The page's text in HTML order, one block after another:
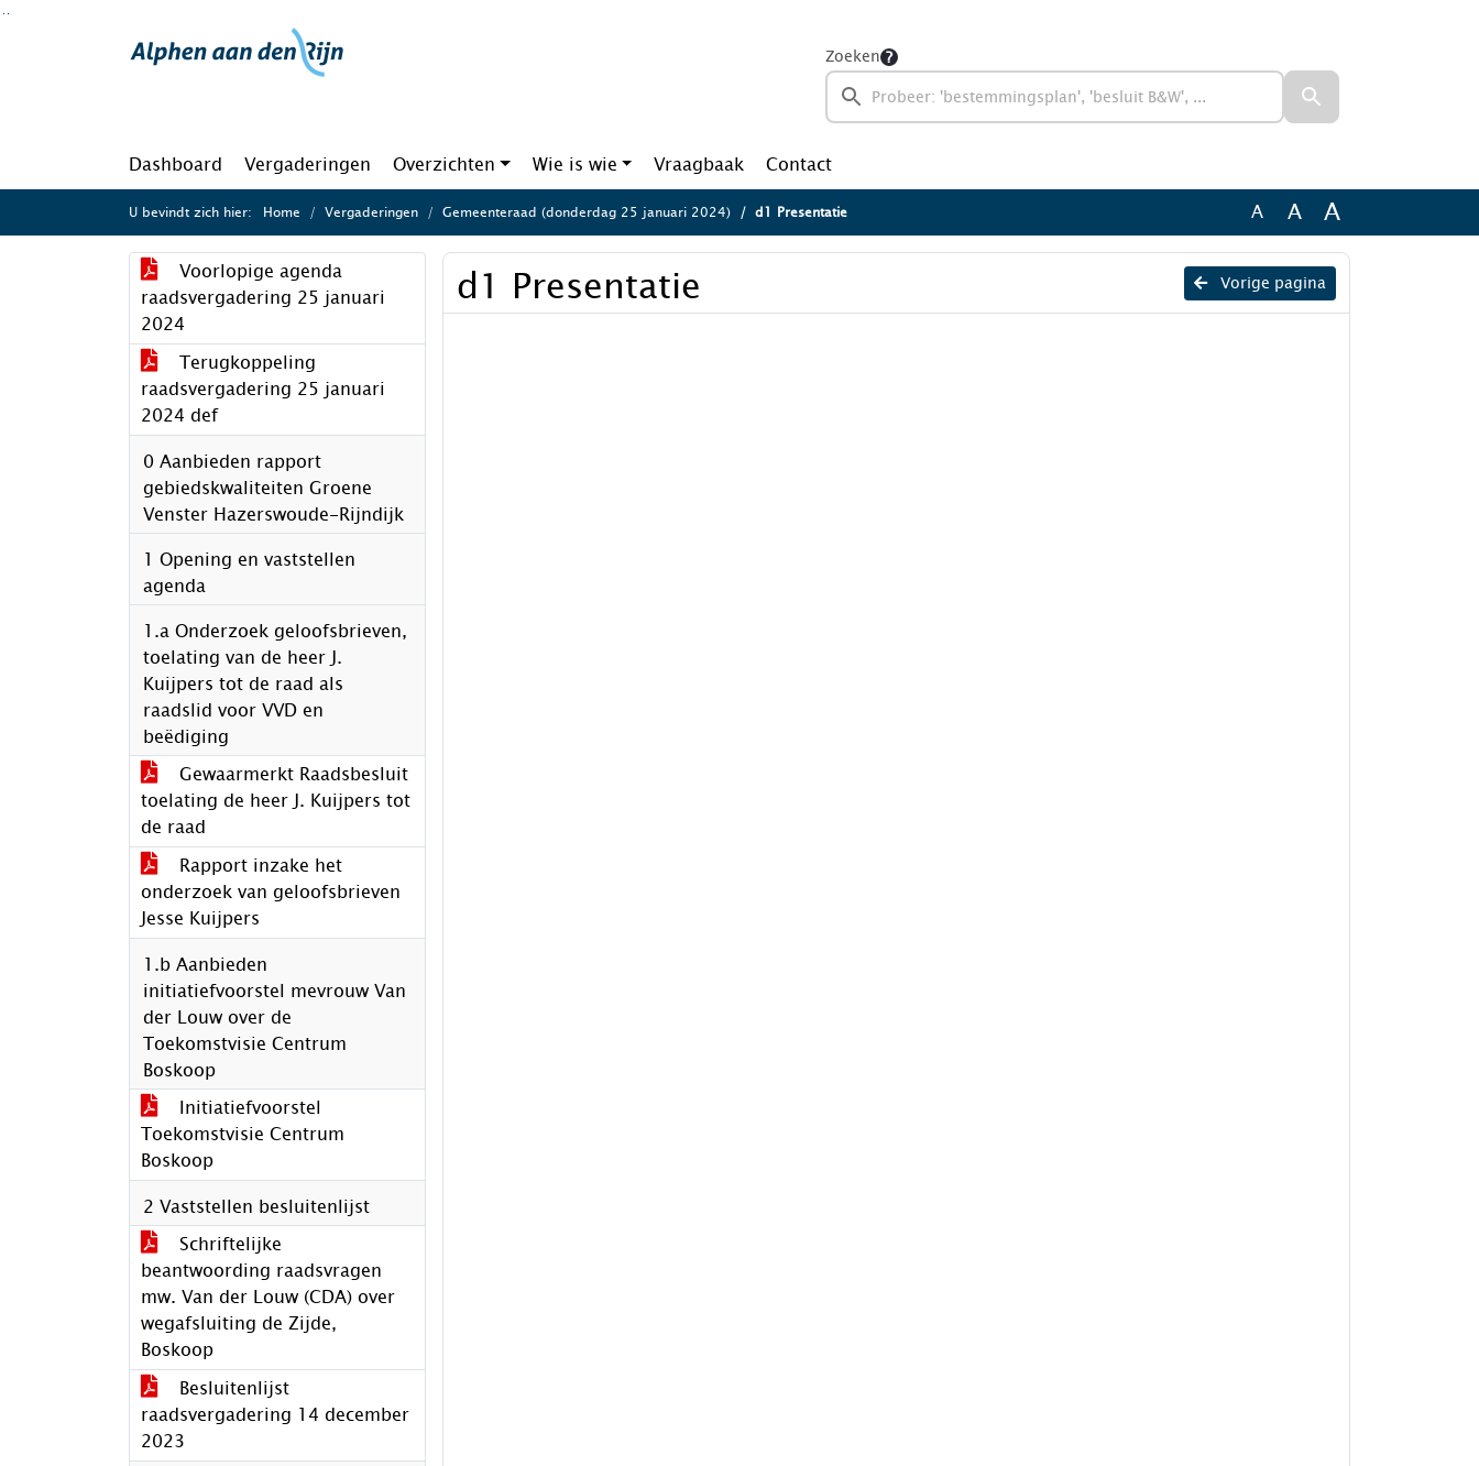
Ga naar de inhoud van deze pagina
Zoeken
Dashboard Vergaderingen Overzichten Wie is wie Vraagbaak Contact
U bevindt zich hier: Home Vergaderingen Gemeenteraad (donderdag 25 januari 2024) d1 Presentatie A A A
Voorlopige agenda
raadsvergadering 25 januari
2024
Terugkoppeling
raadsvergadering 25 januari
2024 def
0 Aanbieden rapport
gebiedskwaliteiten Groene
Venster Hazerswoude-Rijndijk
1 Opening en vaststellen
agenda
1.a Onderzoek geloofsbrieven,
toelating van de heer J.
Kuijpers tot de raad als
raadslid voor VVD en
beëdiging
Gewaarmerkt Raadsbesluit
toelating de heer J. Kuijpers tot
de raad
Rapport inzake het
onderzoek van geloofsbrieven
Jesse Kuijpers
1.b Aanbieden
initiatiefvoorstel mevrouw Van
der Louw over de
Toekomstvisie Centrum
Boskoop
Initiatiefvoorstel
Toekomstvisie Centrum
Boskoop
2 Vaststellen besluitenlijst
Schriftelijke
beantwoording raadsvragen
mw. Van der Louw (CDA) over
wegafsluiting de Zijde,
Boskoop
Besluitenlijst
raadsvergadering 14 december
2023
Vorige pagina
d1 Presentatie